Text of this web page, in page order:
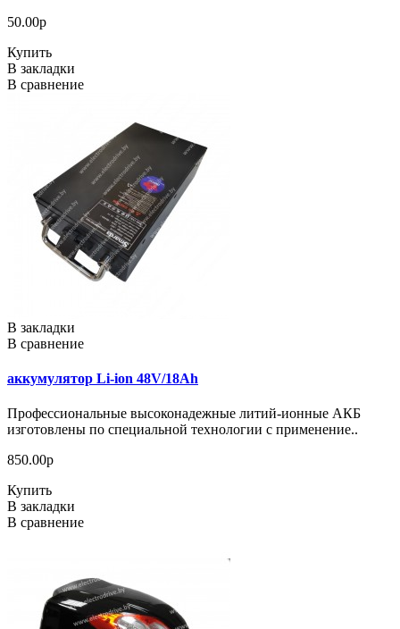
50.00р
Купить
В закладки
В сравнение
В закладки
В сравнение
аккумулятор Li-ion 48V/18Ah
Профессиональные высоконадежные литий-ионные АКБ
изготовлены по специальной технологии с применение..
850.00р
Купить
В закладки
В сравнение